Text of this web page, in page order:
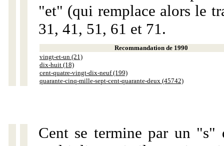
"et" (qui remplace alors le
31, 41, 51, 61 et 71.
Recommandation de 1990
vingt-et-un (21)
dix-huit (18)
cent-quatre-vingt-dix-neuf (199)
quarante-cinq-mille-sept-cent-quarante-deux (45742)
Cent se termine par un "s"